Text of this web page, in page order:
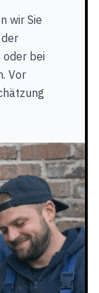
wir Sie
bei
Vor